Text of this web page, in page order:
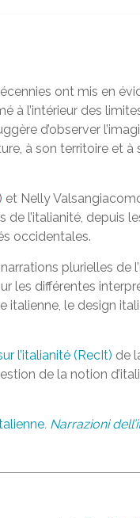
ont mis en
à l’intérieur des
d’observer
à son territoire et à
) et Nelly
de l’italianité, depuis
occidentales.
plurielles de
les différentes
italienne, le design
l’italianité (RecIt) de
de la notion
. Narrazioni